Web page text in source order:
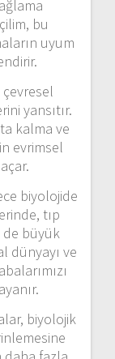
bu
uyum
yansıtır.
kalma ve
evrimsel
biyolojide
tıp
de büyük
dünyayı ve
biyolojik